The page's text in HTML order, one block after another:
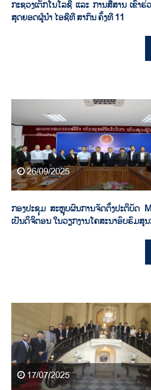
ກະຊວງເຕັກໂນໂລຊີ ແລະ ການສື່ສານ ເຂົ້າ
ສຸດຍອດຜູ້ນຳ ໄອຊີທີ ສາກົນ ຄັ້ງທີ 11
26/09/2025
ກອງປະຊຸມ ສະຫຼຸບຜົນການຈັດຕັ້ງປະຕິບັດ
ເປັນດິຈິຕອນ ໃນວຽກງານໂຄສະນາອົບຮົມສູ
17/07/2025